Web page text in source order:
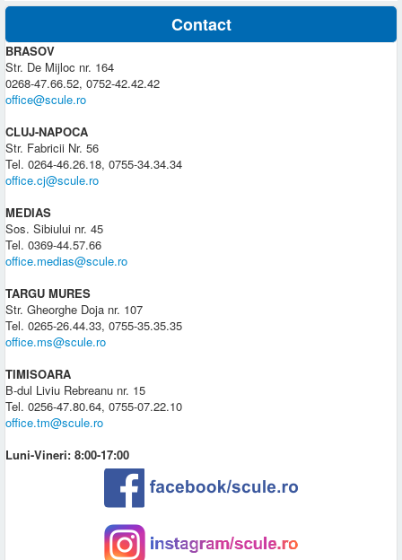
Contact
BRASOV
Str. De Mijloc nr. 164
0268-47.66.52, 0752-42.42.42
office@scule.ro
CLUJ-NAPOCA
Str. Fabricii Nr. 56
Tel. 0264-46.26.18, 0755-34.34.34
office.cj@scule.ro
MEDIAS
Sos. Sibiului nr. 45
Tel. 0369-44.57.66
office.medias@scule.ro
TARGU MURES
Str. Gheorghe Doja nr. 107
Tel. 0265-26.44.33, 0755-35.35.35
office.ms@scule.ro
TIMISOARA
B-dul Liviu Rebreanu nr. 15
Tel. 0256-47.80.64, 0755-07.22.10
office.tm@scule.ro
Luni-Vineri: 8:00-17:00